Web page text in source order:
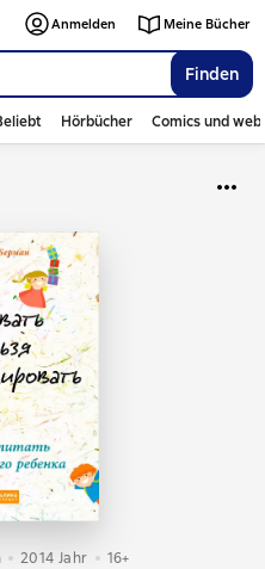
Finden
Anmelden Meine Bücher
Hörbücher Comics und
2014 Jahr 16+